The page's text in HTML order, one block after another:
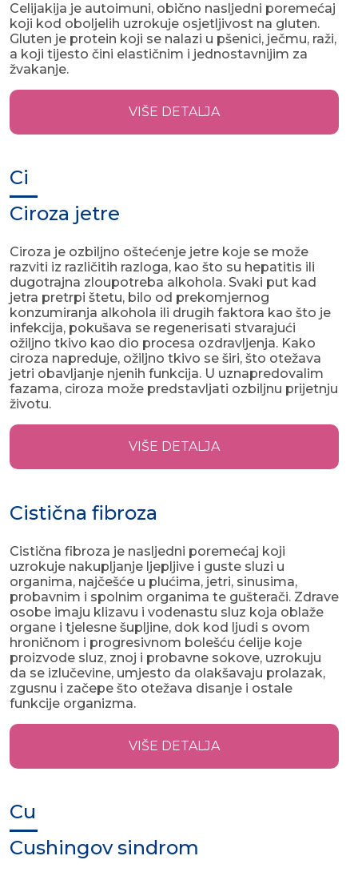
Celijakija je autoimuni, obično nasljedni poremećaj
koji kod oboljelih uzrokuje osjetljivost na gluten.
Gluten je protein koji se nalazi u pšenici, ječmu, raži,
a koji tijesto čini elastičnim i jednostavnijim za
žvakanje.
VIŠE DETALJA
Ci
Ciroza jetre
Ciroza je ozbiljno oštećenje jetre koje se može
razviti iz različitih razloga, kao što su hepatitis ili
dugotrajna zloupotreba alkohola. Svaki put kad
jetra pretrpi štetu, bilo od prekomjernog
konzumiranja alkohola ili drugih faktora kao što je
infekcija, pokušava se regenerisati stvarajući
ožiljno tkivo kao dio procesa ozdravljenja. Kako
ciroza napreduje, ožiljno tkivo se širi, što otežava
jetri obavljanje njenih funkcija. U uznapredovalim
fazama, ciroza može predstavljati ozbiljnu prijetnju
životu.
VIŠE DETALJA
Cistična fibroza
Cistična fibroza je nasljedni poremećaj koji
uzrokuje nakupljanje ljepljive i guste sluzi u
organima, najčešće u plućima, jetri, sinusima,
probavnim i spolnim organima te gušterači. Zdrave
osobe imaju klizavu i vodenastu sluz koja oblaže
organe i tjelesne šupljine, dok kod ljudi s ovom
hroničnom i progresivnom bolešću ćelije koje
proizvode sluz, znoj i probavne sokove, uzrokuju
da se izlučevine, umjesto da olakšavaju prolazak,
zgusnu i začepe što otežava disanje i ostale
funkcije organizma.
VIŠE DETALJA
Cu
Cushingov sindrom